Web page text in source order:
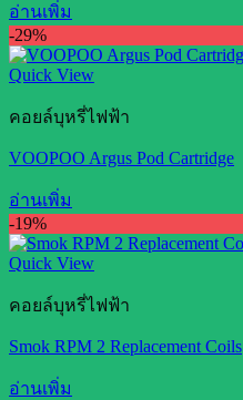
อ่านเพิ่ม
-29%
Quick View
คอยล์บุหรี่ไฟฟ้า
VOOPOO Argus Pod Cartridge
อ่านเพิ่ม
-19%
Quick View
คอยล์บุหรี่ไฟฟ้า
Smok RPM 2 Replacement Coils
อ่านเพิ่ม